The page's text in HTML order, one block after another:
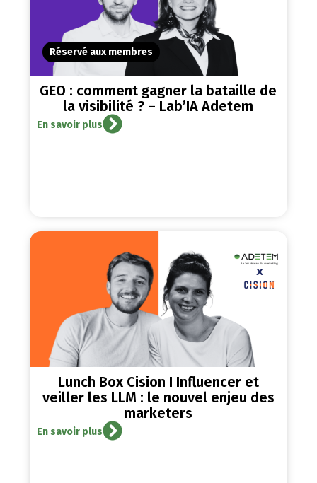
Réservé aux membres
GEO : comment gagner la bataille de
la visibilité ? – Lab’IA Adetem
En savoir plus
Lunch Box Cision I Influencer et
veiller les LLM : le nouvel enjeu des
marketers
En savoir plus